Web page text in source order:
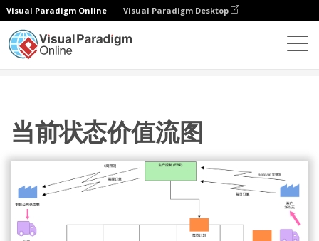
Visual Paradigm Online Visual Paradigm Desktop
当前状态价值流图